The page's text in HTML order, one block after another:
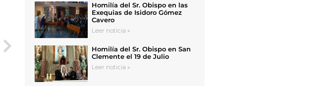
Homilía del Sr. Obispo en las
Exequias de Isidoro Gómez
Cavero
Leer noticia »
Homilía del Sr. Obispo en San
Clemente el 19 de Julio
Leer noticia »